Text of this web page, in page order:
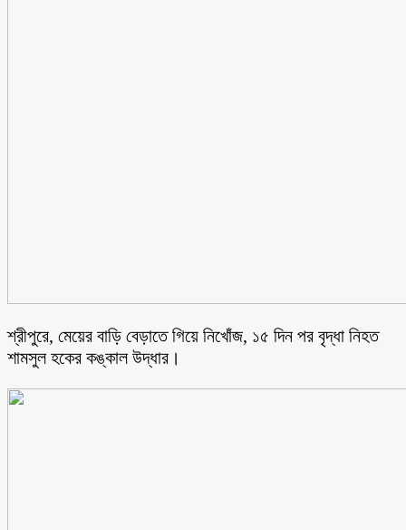
শ্রীপুরে, মেয়ের বাড়ি বেড়াতে গিয়ে নিখোঁজ, ১৫ দিন পর বৃদ্ধা নিহত
শামসুল হকের কঙ্কাল উদ্ধার।